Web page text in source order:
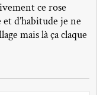
ce rose
d’habitude je ne
mais là ça claque